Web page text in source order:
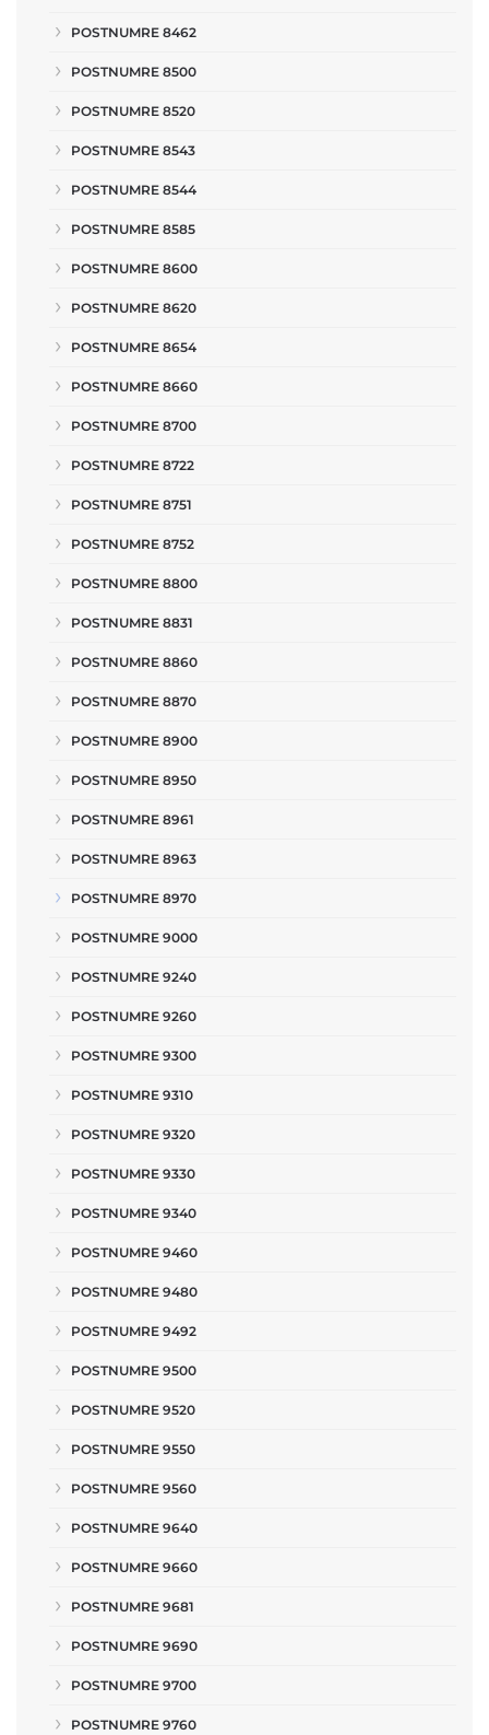
POSTNUMRE 8462
POSTNUMRE 8500
POSTNUMRE 8520
POSTNUMRE 8543
POSTNUMRE 8544
POSTNUMRE 8585
POSTNUMRE 8600
POSTNUMRE 8620
POSTNUMRE 8654
POSTNUMRE 8660
POSTNUMRE 8700
POSTNUMRE 8722
POSTNUMRE 8751
POSTNUMRE 8752
POSTNUMRE 8800
POSTNUMRE 8831
POSTNUMRE 8860
POSTNUMRE 8870
POSTNUMRE 8900
POSTNUMRE 8950
POSTNUMRE 8961
POSTNUMRE 8963
POSTNUMRE 8970
POSTNUMRE 9000
POSTNUMRE 9240
POSTNUMRE 9260
POSTNUMRE 9300
POSTNUMRE 9310
POSTNUMRE 9320
POSTNUMRE 9330
POSTNUMRE 9340
POSTNUMRE 9460
POSTNUMRE 9480
POSTNUMRE 9492
POSTNUMRE 9500
POSTNUMRE 9520
POSTNUMRE 9550
POSTNUMRE 9560
POSTNUMRE 9640
POSTNUMRE 9660
POSTNUMRE 9681
POSTNUMRE 9690
POSTNUMRE 9700
POSTNUMRE 9760